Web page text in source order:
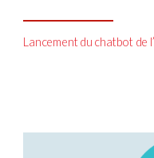
Lancement du chatbot de